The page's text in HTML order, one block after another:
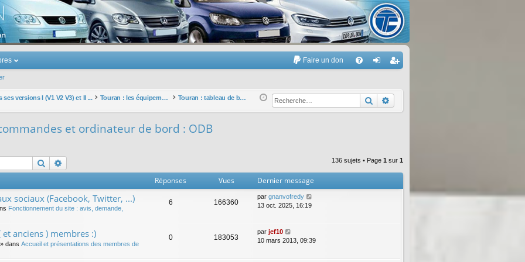
Touran
Faire un don
Q ne
xi
nr
eg
r
versions I (V1 V2 V3) et II ... Touran : les équipements électriques et électroniques Touran : tableau de bord, commandes et ordinateur de bord : ODB Rechercher
et ordinateur de bord : ODB
Rechercher 136 sujets • Page 1 sur 1
Réponses Vues Dernier message
sociaux (Facebook, Twitter, ...)
Fonctionnement du site : avis, demande,
6 166360
par gnanvofredy
13 oct. 2025, 16:19
anciens ) membres :)
» dans Accueil et présentations des membres de
0 183053
par jef10
10 mars 2013, 09:39